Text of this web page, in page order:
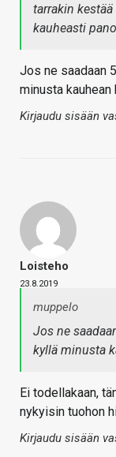
tarrakin
kauheasti
Jos ne saadaan
minusta kauhean
Kirjaudu sisään
Loisteho
23.8.2019
muppelo
Jos ne
kyllä minusta
Ei todellakaan,
nykyisin tuohon
Kirjaudu sisään